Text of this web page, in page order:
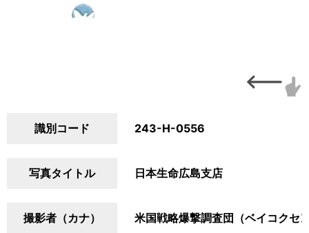
識別コード 243-H-0556
写真タイトル 日本生命広島支店
撮影者（カナ） 米国戦略爆撃調査団（ベイコクセ